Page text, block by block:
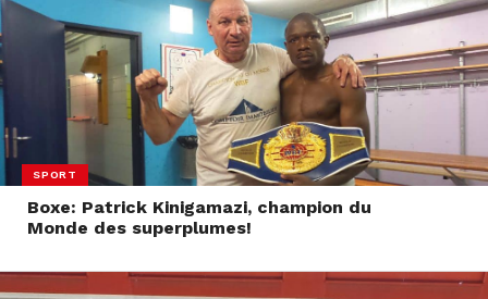
SPORT
Boxe: Patrick Kinigamazi, champion du
Monde des superplumes!